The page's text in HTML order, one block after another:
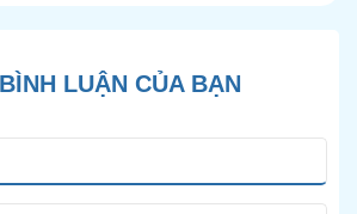
LUẬN CỦA BẠN